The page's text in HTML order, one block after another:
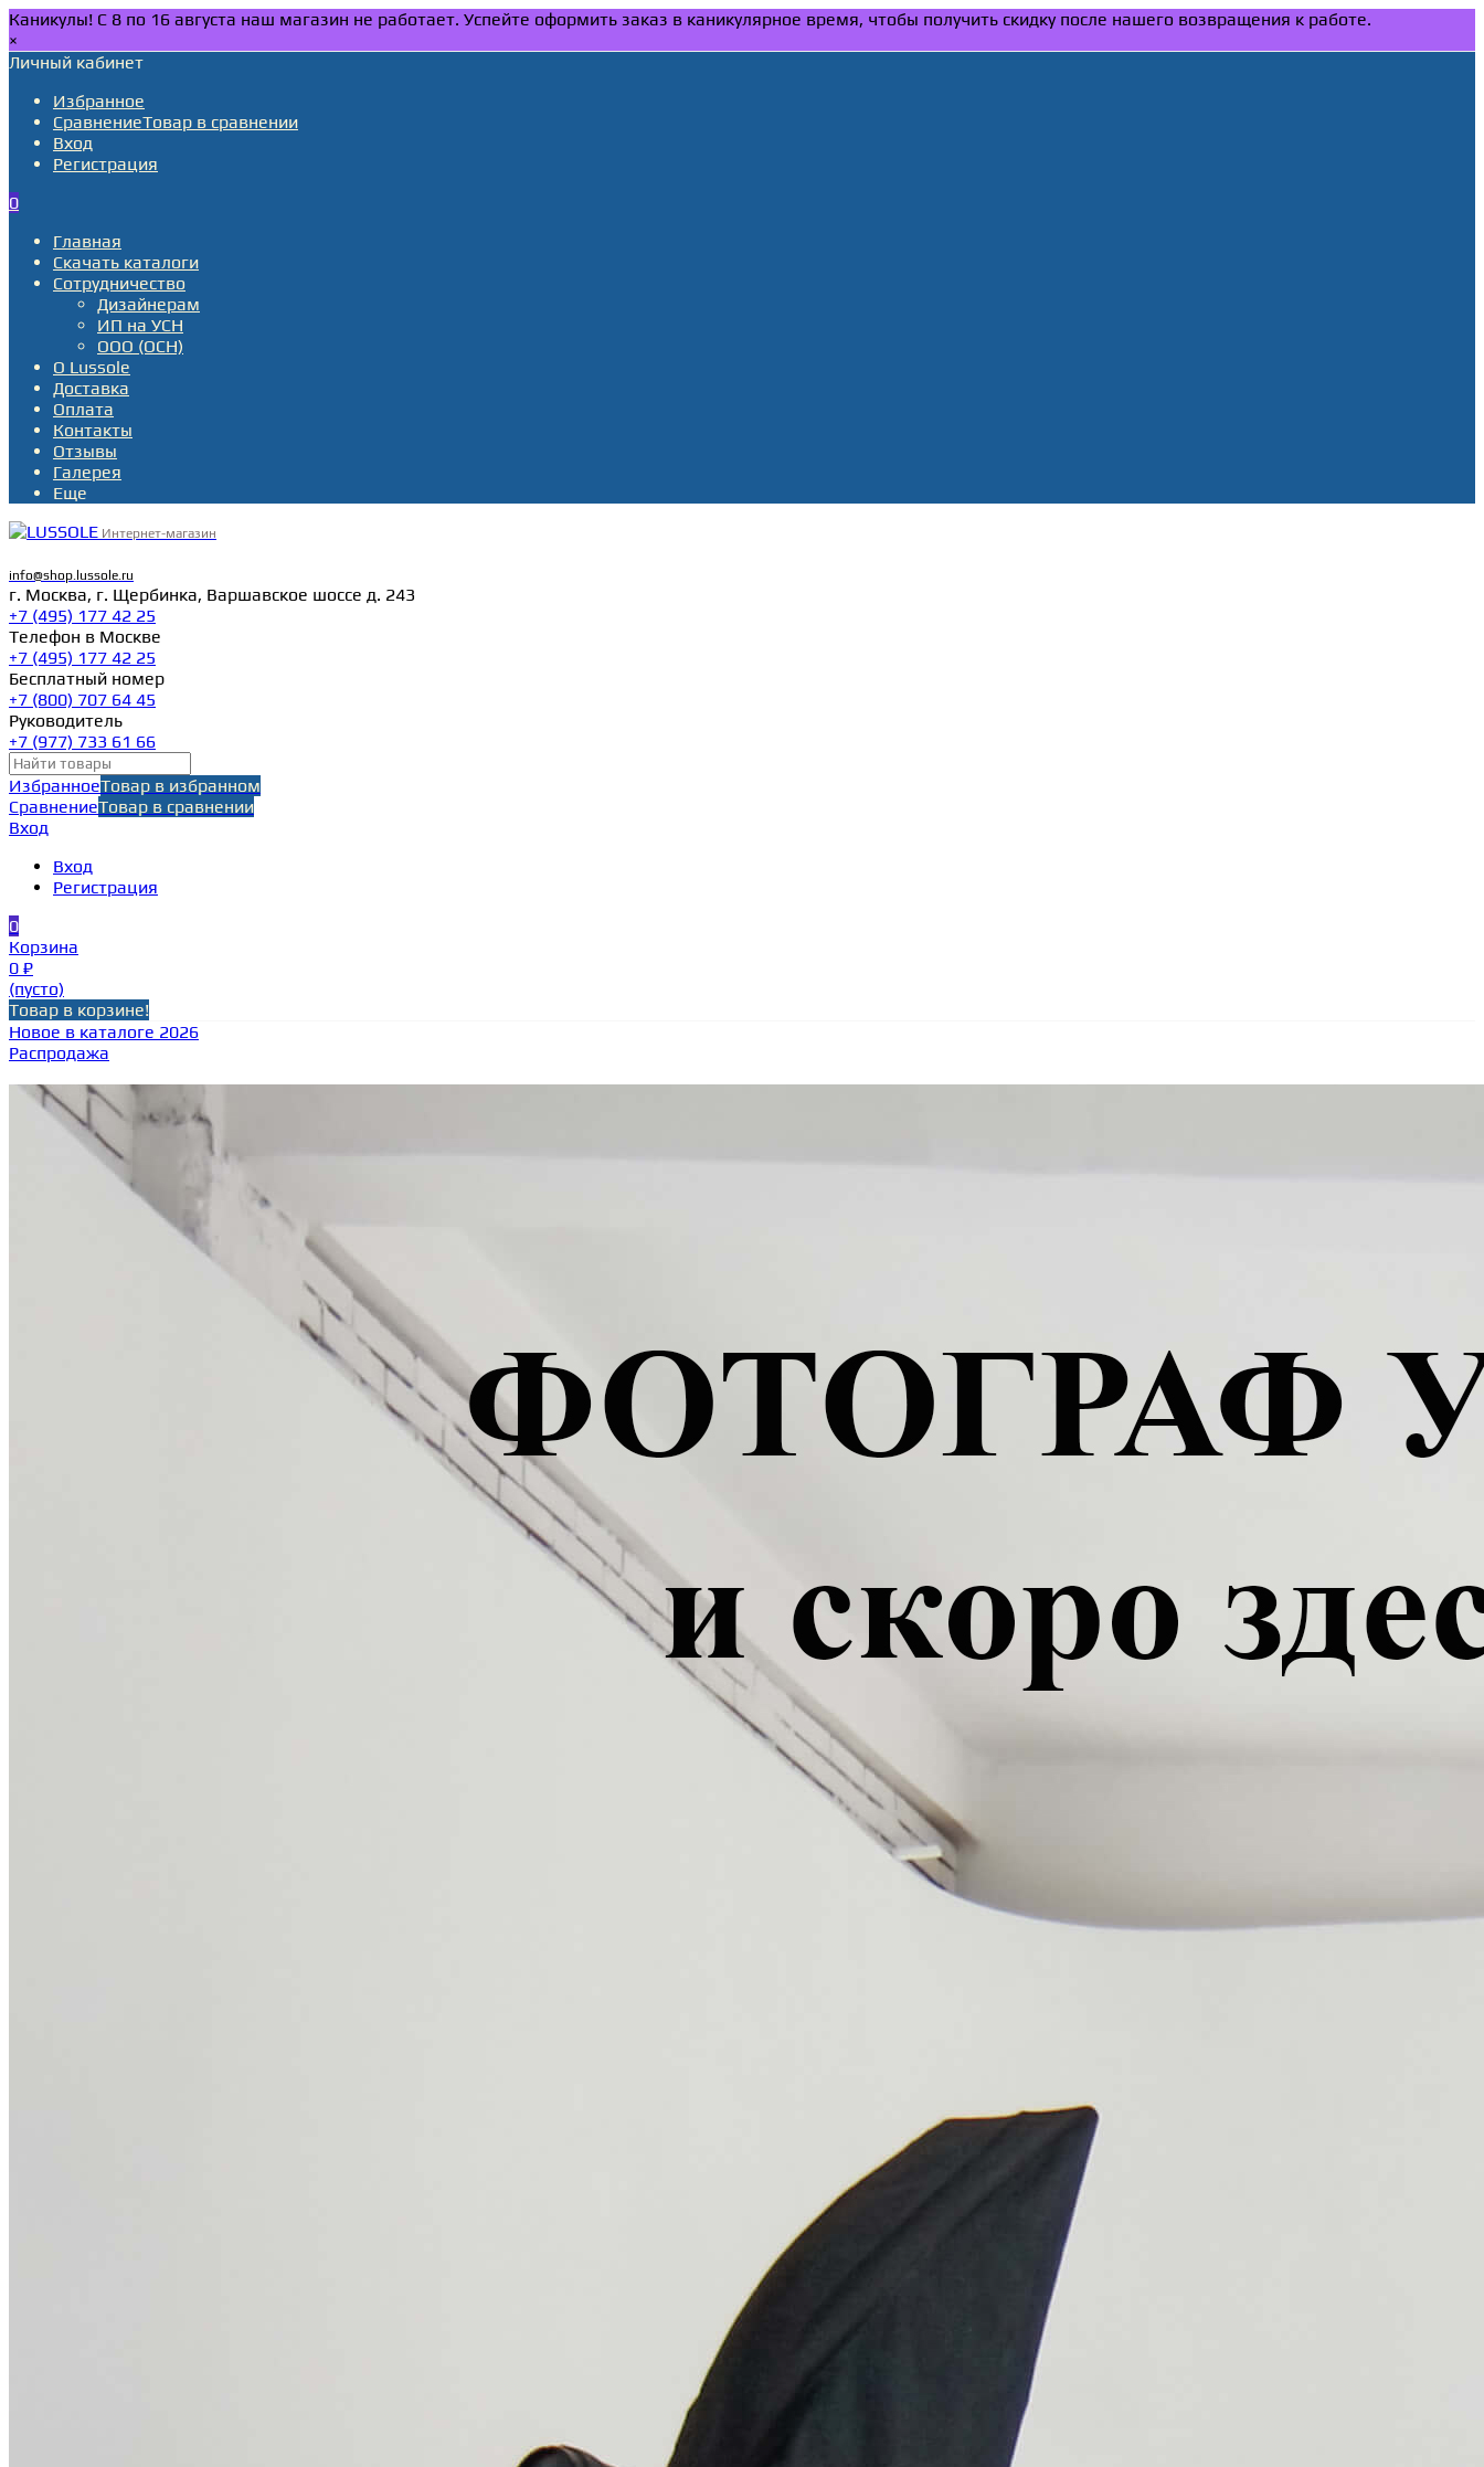
Каникулы! С 8 по 16 августа наш магазин не работает. Успейте оформить заказ в каникулярное время, чтобы получить скидку после нашего возвращения к работе.
×
Личный кабинет
Избранное
СравнениеТовар в сравнении
Вход
Регистрация
0
Главная
Скачать каталоги
Сотрудничество
Дизайнерам
ИП на УСН
ООО (ОСН)
О Lussole
Доставка
Оплата
Контакты
Отзывы
Галерея
Еще
Интернет-магазин
info@shop.lussole.ru
г. Москва, г. Щербинка, Варшавское шоссе д. 243
+7 (495) 177 42 25
Телефон в Москве
+7 (495) 177 42 25
Бесплатный номер
+7 (800) 707 64 45
Руководитель
+7 (977) 733 61 66
ИзбранноеТовар в избранном
СравнениеТовар в сравнении
Вход
Вход
Регистрация
0
Корзина
0 ₽
(пусто)
Товар в корзине!
Новое в каталоге 2026
Распродажа